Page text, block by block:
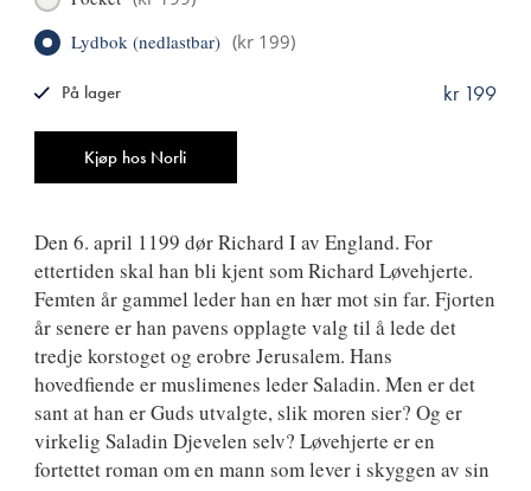
Lydbok (nedlastbar) (kr 199)
Kjøp hos Norli
kr 199
På lager
Den 6. april 1199 dør Richard I av England. For
ettertiden skal han bli kjent som Richard Løvehjerte.
Femten år gammel leder han en hær mot sin far. Fjorten
år senere er han pavens opplagte valg til å lede det
tredje korstoget og erobre Jerusalem. Hans
hovedfiende er muslimenes leder Saladin. Men er det
sant at han er Guds utvalgte, slik moren sier? Og er
virkelig Saladin Djevelen selv? Løvehjerte er en
fortettet roman om en mann som lever i skyggen av sin